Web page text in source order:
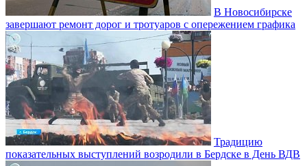
В Новосибирске
завершают ремонт дорог и тротуаров с опережением графика
Традицию
показательных выступлений возродили в Бердске в День ВДВ